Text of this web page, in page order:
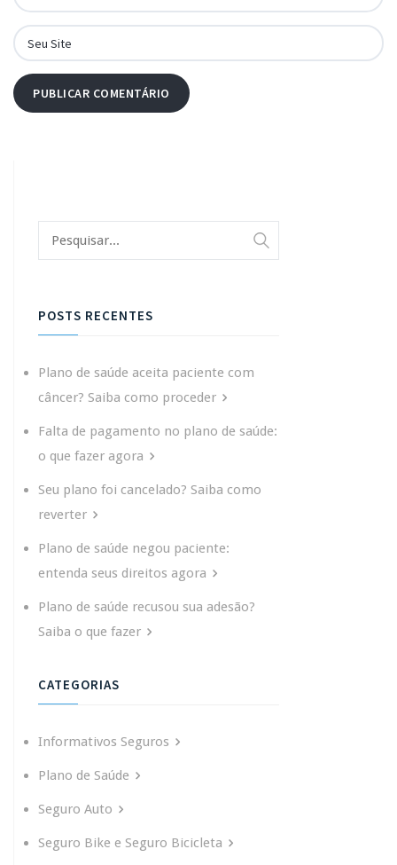
POSTS RECENTES
Plano de saúde aceita paciente com
câncer? Saiba como proceder
Falta de pagamento no plano de saúde:
o que fazer agora
Seu plano foi cancelado? Saiba como
reverter
Plano de saúde negou paciente:
entenda seus direitos agora
Plano de saúde recusou sua adesão?
Saiba o que fazer
CATEGORIAS
Informativos Seguros
Plano de Saúde
Seguro Auto
Seguro Bike e Seguro Bicicleta